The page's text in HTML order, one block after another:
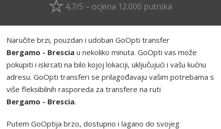
4,7/5 – ocjena 12.000 putnika
Naručite brzi, pouzdan i udoban GoOpti transfer
Bergamo - Brescia u nekoliko minuta. GoOpti vas može
pokupiti i iskrcati na bilo kojoj lokaciji, uključujući i vašu kućnu
adresu. GoOpti transferi se prilagođavaju vašim potrebama s
više fleksibilnih rasporeda za transfere na ruti
Bergamo - Brescia.
Putem GoOptija brzo, dostupno i lagano do svojeg